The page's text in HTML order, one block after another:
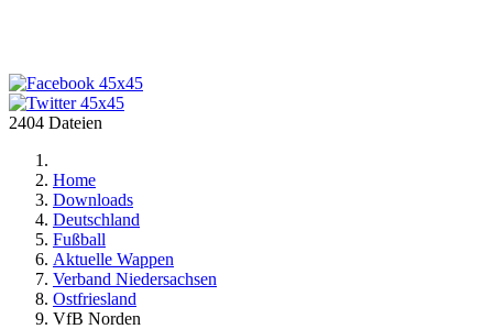
2404 Dateien
Home
Downloads
Deutschland
Fußball
Aktuelle Wappen
Verband Niedersachsen
Ostfriesland
VfB Norden